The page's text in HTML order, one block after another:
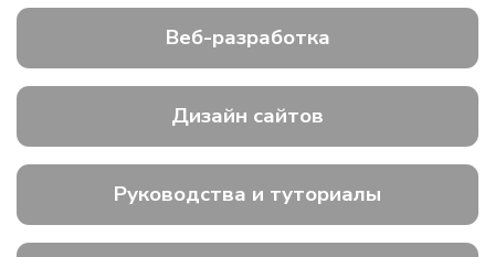
Веб-разработка
Дизайн сайтов
Руководства и туториалы